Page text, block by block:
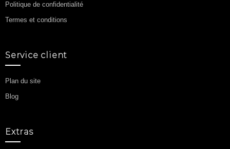
Politique de confidentialité
Termes et conditions
Service client
Plan du site
Blog
Extras